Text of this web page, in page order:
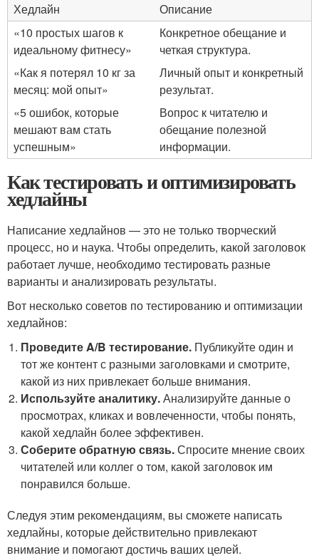
Хедлайн
Описание
«10 простых шагов к
идеальному фитнесу»
Конкретное обещание и
четкая структура.
«Как я потерял 10 кг за
месяц: мой опыт»
Личный опыт и конкретный
результат.
«5 ошибок, которые
мешают вам стать
успешным»
Вопрос к читателю и
обещание полезной
информации.
Как тестировать и оптимизировать
хедлайны
Написание хедлайнов — это не только творческий
процесс, но и наука. Чтобы определить, какой заголовок
работает лучше, необходимо тестировать разные
варианты и анализировать результаты.
Вот несколько советов по тестированию и оптимизации
хедлайнов:
Проведите A/B тестирование. Публикуйте один и
тот же контент с разными заголовками и смотрите,
какой из них привлекает больше внимания.
Используйте аналитику.Анализируйте данные о
просмотрах, кликах и вовлеченности, чтобы понять,
какой хедлайн более эффективен.
Соберите обратную связь.Спросите мнение своих
читателей или коллег о том, какой заголовок им
понравился больше.
Следуя этим рекомендациям, вы сможете написать
хедлайны, которые действительно привлекают
внимание и помогают достичь ваших целей.